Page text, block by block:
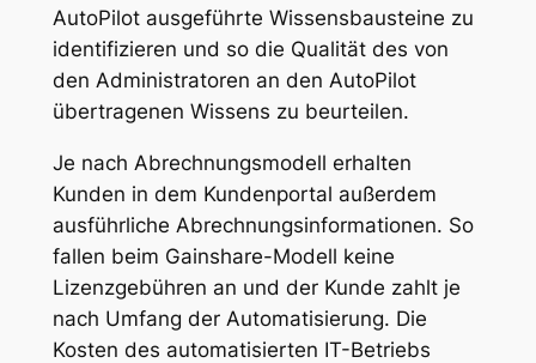
AutoPilot ausgeführte Wissensbausteine zu
identifizieren und so die Qualität des von
den Administratoren an den AutoPilot
übertragenen Wissens zu beurteilen.
Je nach Abrechnungsmodell erhalten
Kunden in dem Kundenportal außerdem
ausführliche Abrechnungsinformationen. So
fallen beim Gainshare-Modell keine
Lizenzgebühren an und der Kunde zahlt je
nach Umfang der Automatisierung. Die
Kosten des automatisierten IT-Betriebs